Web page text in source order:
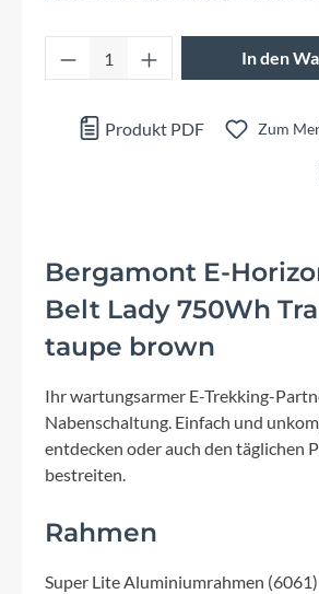
Produkt Anzahl: Gib den
In den
Produkt PDF Zum
Bergamont E-
Belt Lady 750Wh
taupe brown
Ihr wartungsarmer E-Trekking-
Nabenschaltung. Einfach und
entdecken oder auch den täglichen
bestreiten.
Rahmen
Super Lite Aluminiumrahmen